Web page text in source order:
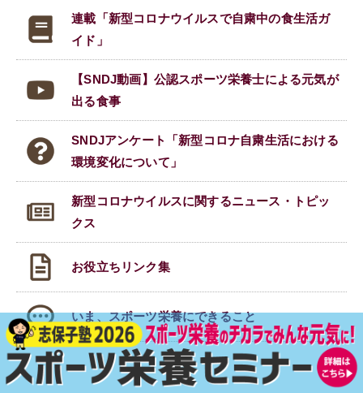
連載「新型コロナウイルスで自粛中の食生活ガ
イド」
【SNDJ動画】公認スポーツ栄養士による元気が
出る食事
SNDJアンケート「新型コロナ自粛生活における
環境変化について」
新型コロナウイルスに関するニュース・トピッ
クス
お役立ちリンク集
いま、スポーツ栄養にできること